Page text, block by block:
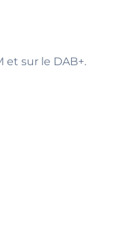
et sur le DAB+.